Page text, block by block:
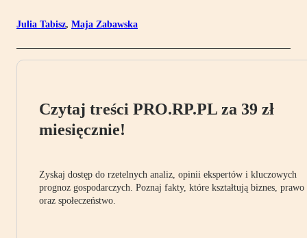
Julia Tabisz, Maja Zabawska
Czytaj treści PRO.RP.PL za 39 zł
miesięcznie!
Zyskaj dostęp do rzetelnych analiz, opinii ekspertów i kluczowych
prognoz gospodarczych. Poznaj fakty, które kształtują biznes, prawo
oraz społeczeństwo.